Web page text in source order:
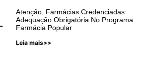
Atenção, Farmácias Credenciadas:
Adequação Obrigatória No Programa
Farmácia Popular
Leia mais>>